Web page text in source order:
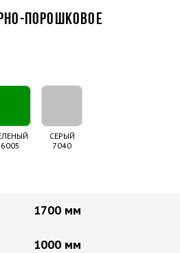
ПОРОШКОВОЕ
6005
СЕРЫЙ
7040
1700 мм
1000 мм